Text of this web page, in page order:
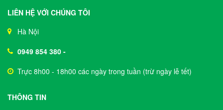
LIÊN HỆ VỚI CHÚNG TÔI
Hà Nội
0949 854 380 -
Trực 8h00 - 18h00 các ngày trong tuần (trừ ngày lễ tết)
THÔNG TIN